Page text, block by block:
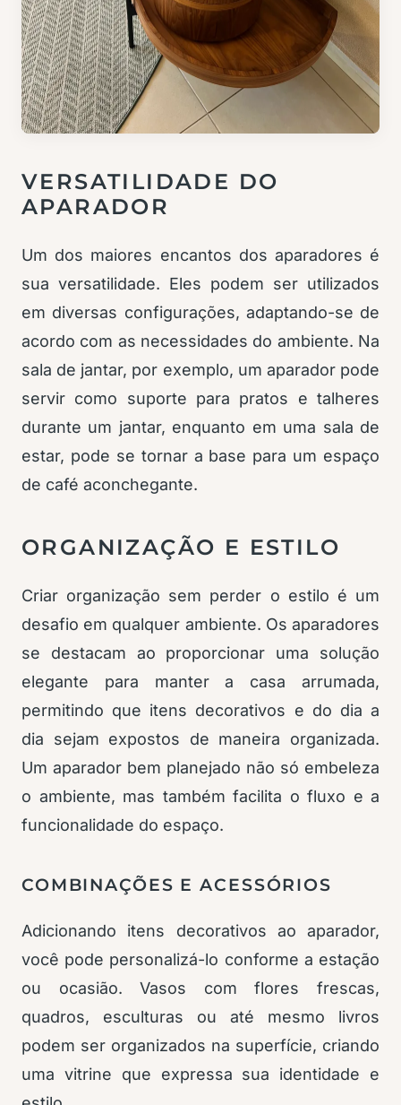
VERSATILIDADE DO
APARADOR
Um dos maiores encantos dos aparadores é
sua versatilidade. Eles podem ser utilizados
em diversas configurações, adaptando-se de
acordo com as necessidades do ambiente. Na
sala de jantar, por exemplo, um aparador pode
servir como suporte para pratos e talheres
durante um jantar, enquanto em uma sala de
estar, pode se tornar a base para um espaço
de café aconchegante.
ORGANIZAÇÃO E ESTILO
Criar organização sem perder o estilo é um
desafio em qualquer ambiente. Os aparadores
se destacam ao proporcionar uma solução
elegante para manter a casa arrumada,
permitindo que itens decorativos e do dia a
dia sejam expostos de maneira organizada.
Um aparador bem planejado não só embeleza
o ambiente, mas também facilita o fluxo e a
funcionalidade do espaço.
COMBINAÇÕES E ACESSÓRIOS
Adicionando itens decorativos ao aparador,
você pode personalizá-lo conforme a estação
ou ocasião. Vasos com flores frescas,
quadros, esculturas ou até mesmo livros
podem ser organizados na superfície, criando
uma vitrine que expressa sua identidade e